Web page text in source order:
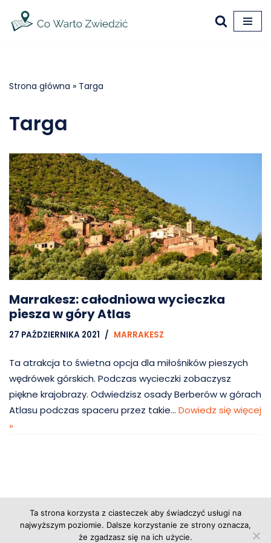
Przejdź
Strona główna » Targa
Targa
Marrakesz: całodniowa wycieczka
piesza w góry Atlas
27 PAŹDZIERNIKA 2021 MARRAKESZ
Ta atrakcja to świetna opcja dla miłośników pieszych
wędrówek górskich. Podczas wycieczki zobaczysz
piękne krajobrazy. Odwiedzisz osady Berberów w górach
Atlasu podczas spaceru przez takie… Dowiedz się więcej
»
Copyright © 2026 Grupa Probiz, CoWartoZwiedzic.pl
Ta strona korzysta z ciasteczek aby świadczyć usługi na
najwyższym poziomie. Dalsze korzystanie ze strony oznacza,
że zgadzasz się na ich użycie.